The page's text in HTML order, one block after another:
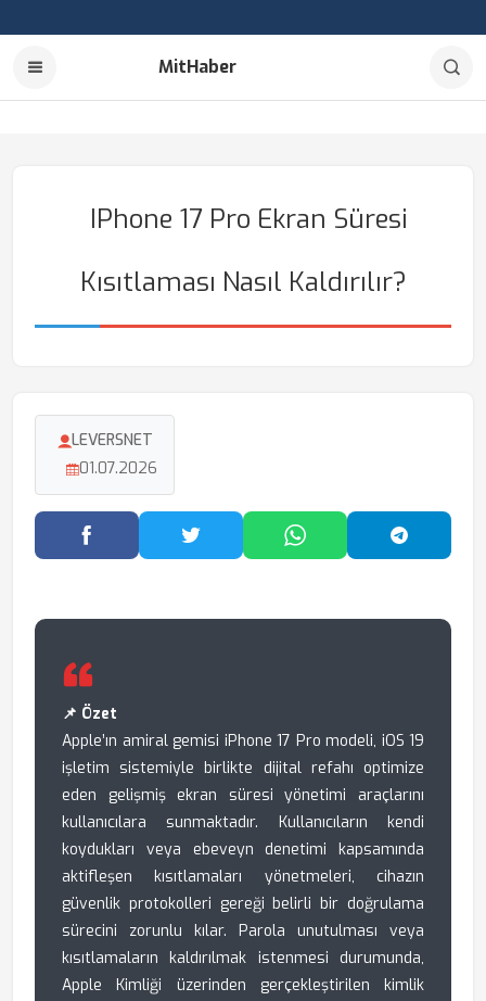
MitHaber
IPhone 17 Pro Ekran Süresi
Kısıtlaması Nasıl Kaldırılır?
LEVERSNET
01.07.2026
Facebook'ta PaylaşTwitter'da PaylaşWhatsApp'ta Paylaş
📌 Özet
Apple’ın amiral gemisi iPhone 17 Pro modeli, iOS 19
işletim sistemiyle birlikte dijital refahı optimize
eden gelişmiş ekran süresi yönetimi araçlarını
kullanıcılara sunmaktadır. Kullanıcıların kendi
koydukları veya ebeveyn denetimi kapsamında
aktifleşen kısıtlamaları yönetmeleri, cihazın
güvenlik protokolleri gereği belirli bir doğrulama
sürecini zorunlu kılar. Parola unutulması veya
kısıtlamaların kaldırılmak istenmesi durumunda,
Apple Kimliği üzerinden gerçekleştirilen kimlik